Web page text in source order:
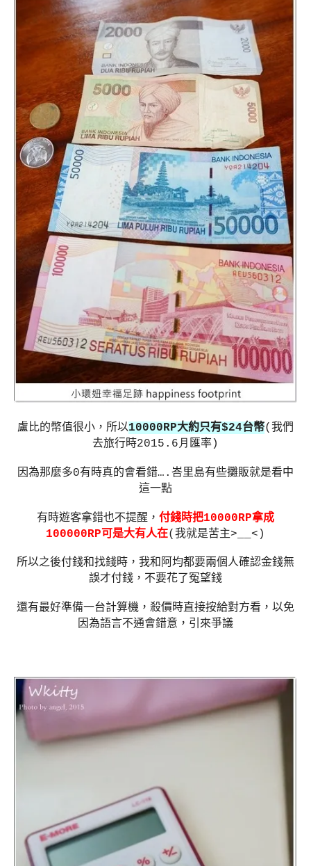
盧比的幣值很小，所以10000RP大約只有$24台幣( 我們
去旅行時2015.6月 匯率)
因為那麼多0有時真的會看錯…. 峇里島有些攤販就是看中
這一點
有時遊客拿錯也不提醒， 付錢時把10000RP拿成
100000RP可是大有人在( 我就是苦主>__<)
所以之後付錢和找錢時，我和阿均都要兩個人確認金錢無
誤才付錢，不要花了冤望錢
還有最好準備一台計算機，殺價時直接按給對方看，以免
因為語言不通會錯意，引來爭議